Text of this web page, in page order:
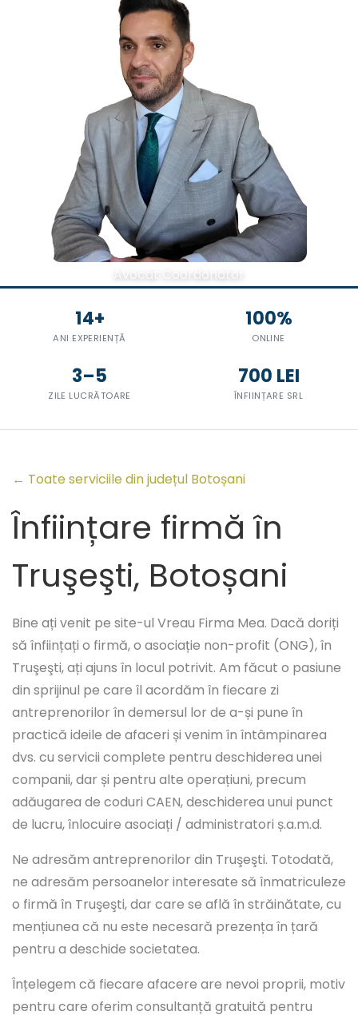
Avocat Coordonator
14+
ANI EXPERIENȚĂ
100%
ONLINE
3–5
ZILE LUCRĂTOARE
700 LEI
ÎNFIINȚARE SRL
← Toate serviciile din județul Botoșani
Înființare firmă în
Truşeşti, Botoșani
Bine ați venit pe site-ul Vreau Firma Mea. Dacă doriți
să înființați o firmă, o asociație non-profit (ONG), în
Truşeşti, ați ajuns în locul potrivit. Am făcut o pasiune
din sprijinul pe care îl acordăm în fiecare zi
antreprenorilor în demersul lor de a-și pune în
practică ideile de afaceri și venim în întâmpinarea
dvs. cu servicii complete pentru deschiderea unei
companii, dar și pentru alte operațiuni, precum
adăugarea de coduri CAEN, deschiderea unui punct
de lucru, înlocuire asociați / administratori ș.a.m.d.
Ne adresăm antreprenorilor din Truşeşti. Totodată,
ne adresăm persoanelor interesate să înmatriculeze
o firmă în Truşeşti, dar care se află în străinătate, cu
mențiunea că nu este necesară prezența în țară
pentru a deschide societatea.
Înțelegem că fiecare afacere are nevoi proprii, motiv
pentru care oferim consultanță gratuită pentru